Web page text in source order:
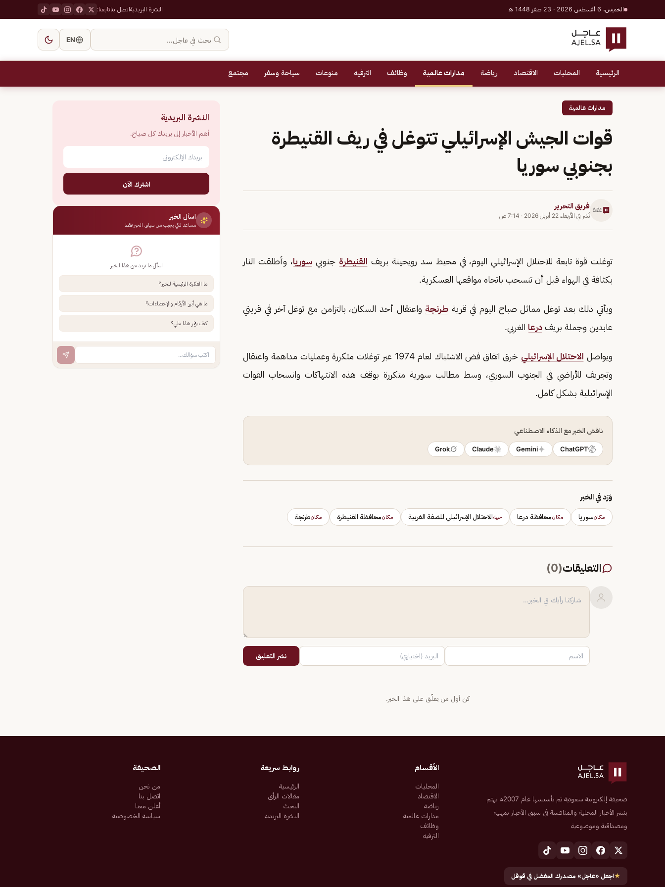
الخميس، 6 أغسطس 2026 · 23 صفر 1448 هـ النشرة البريديةاتصل بناتابعنا:
ابحث في عاجل… EN
الرئيسية المحليات الاقتصاد رياضة مدارات عالمية وظائف الترفيه منوعات سياحة وسفر مجتمع
مدارات عالمية
قوات الجيش الإسرائيلي تتوغل في ريف القنيطرة
بجنوبي سوريا
فريق التحرير
نُشر في الأربعاء 22 أبريل 2026 · 7:14 ص
توغلت قوة تابعة للاحتلال الإسرائيلي اليوم، في محيط سد رويحينة بريف القنيطرة جنوبي سوريا، وأطلقت النار
بكثافة في الهواء قبل أن تنسحب باتجاه مواقعها العسكرية.
ويأتي ذلك بعد توغل مماثل صباح اليوم في قرية طرنجة واعتقال أحد السكان، بالتزامن مع توغل آخر في قريتي
عابدين وجملة بريف درعا الغربي.
ويواصل الاحتلال الإسرائيلي
خرق اتفاق فض الاشتباك لعام 1974 عبر توغلات متكررة وعمليات مداهمة واعتقال
وتجريف للأراضي في الجنوب السوري، وسط مطالب سورية متكررة بوقف هذه الانتهاكات وانسحاب القوات
الإسرائيلية بشكل كامل.
ناقش الخبر مع الذكاء الاصطناعي
ChatGPT
Gemini
Claude
Grok
وَرَد في الخبر
مكانسوريا مكانمحافظة درعا جهةالاحتلال الإسرائيلي للضفة الغربية مكانمحافظة القنيطرة مكانطرنجة
التعليقات(
0
)
نشر التعليق
كن أول من يعلّق على هذا الخبر.
النشرة البريدية
أهم الأخبار إلى بريدك كل صباح.
اشترك الآن
اسأل الخبر
مساعد ذكي يجيب من سياق الخبر فقط
اسأل ما تريد عن هذا الخبر
ما الفكرة الرئيسية للخبر؟
ما هي أبرز الأرقام والإحصاءات؟
كيف يؤثر هذا علي؟
صحيفة إلكترونية سعودية تم تأسيسها عام 2007م تهتم
بنشر الأخبار المحلية والمنافسة في سبق الأخبار بمهنية
ومصداقية وموضوعية
★اجعل «عاجل» مصدرك المفضل في قوقل
الأقسام
المحليات
الاقتصاد
رياضة
مدارات عالمية
وظائف
الترفيه
روابط سريعة
الرئيسية
مقالات الرأي
البحث
النشرة البريدية
الصحيفة
من نحن
اتصل بنا
أعلن معنا
سياسة الخصوصية